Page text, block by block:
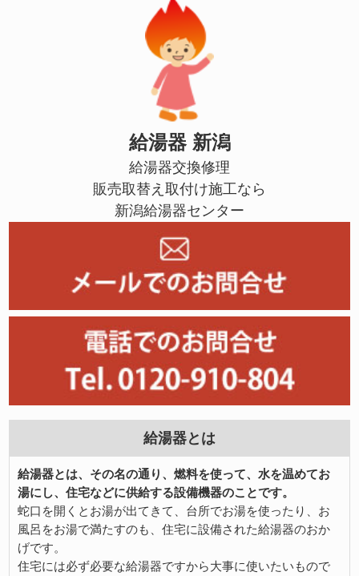
給湯器 新潟
給湯器交換修理
販売取替え取付け施工なら
新潟給湯器センター
給湯器とは
給湯器とは、その名の通り、燃料を使って、水を温めてお
湯にし、住宅などに供給する設備機器のことです。
蛇口を開くとお湯が出てきて、台所でお湯を使ったり、お
風呂をお湯で満たすのも、住宅に設備された給湯器のおか
げです。
住宅には必ず必要な給湯器ですから大事に使いたいもので